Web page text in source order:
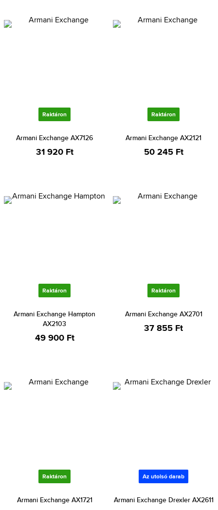
Raktáron
Armani Exchange AX7126
31 920 Ft
Raktáron
Armani Exchange AX2121
50 245 Ft
Raktáron
Armani Exchange Hampton
AX2103
49 900 Ft
Raktáron
Armani Exchange AX2701
37 855 Ft
Raktáron
Armani Exchange AX1721
Az utolsó darab
Armani Exchange Drexler AX2611